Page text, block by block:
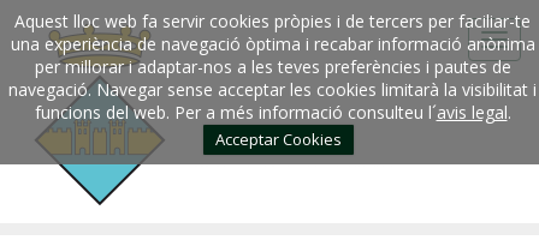
Aquest lloc web fa servir cookies pròpies i de tercers per faciliar-te
una experiència de navegació òptima i recabar informació anònima
per millorar i adaptar-nos a les teves preferències i pautes de
navegació. Navegar sense acceptar les cookies limitarà la visibilitat i
funcions del web. Per a més informació consulteu l´avis legal.
Acceptar Cookies